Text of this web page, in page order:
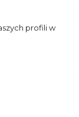
profili w